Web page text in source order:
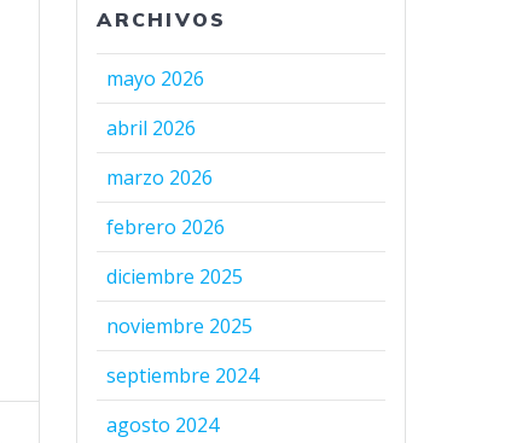
ARCHIVOS
mayo 2026
abril 2026
marzo 2026
febrero 2026
diciembre 2025
noviembre 2025
septiembre 2024
agosto 2024